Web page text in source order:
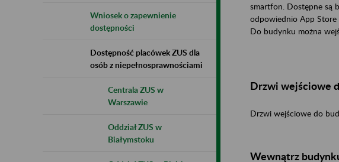
Wniosek o zapewnienie
dostępności
Dostępność placówek ZUS dla
osób z niepełnosprawnościami
Centrala ZUS w
Warszawie
Oddział ZUS w
Białymstoku
smartfon. Dostępne są
odpowiednio App Store
Do budynku można
Drzwi wejściowe
Drzwi wejściowe do
Wewnątrz